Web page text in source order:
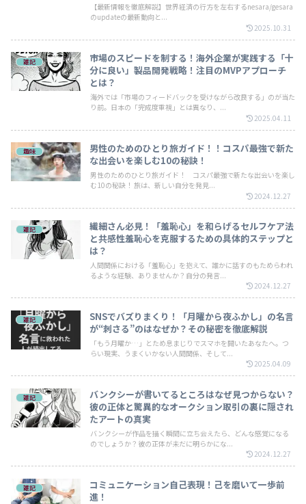
【最新情報を徹底解説】世界経済の行方を左右するnesara/gesara
のupdateの最新動向と...
2025.10.31
雑記
市場のスピードを制する！海外企業が実践する「十
分に良い」製品開発戦略！注目のMVPアプローチ
とは？
海外では「市場のフィードバックを受けながら改良する」のが当た
り前。日本の「完成度重視」とは異なり、...
2025.04.11
趣味
男性のためのひとり旅ガイド！！コスパ最強で新た
な出会いを楽しむ10の秘訣！
男性のためのひとり旅ガイド！ コスパ最強で新たな出会いを楽し
む10の秘訣！ 旅は、新しい自分を発見...
2024.12.27
雑記
繊細さん必見！「羞恥心」を和らげるセルフケア法
と共感性羞恥心を克服するための具体的ステップと
は？
人間関係における「羞恥心」を抱えて、誰かに話すのもためらわれ
るような経験、ありませんか？自分の発言...
2024.12.27
雑記
SNSでバズりまくり！「月曜から夜ふかし」の名言
が“刺さる”のはなぜか？その秘密を徹底解説
「もう月曜か…」とため息まじりでスマホを開いたあなたへ。つ
らい現実、うまくいかない人間関係、そして...
2025.04.09
雑記
バンクシーが書いてるところはなぜ見つからない？
彼の正体と驚異的なオークション取引の裏に隠され
たアートの真実
バンクシーが作品を描く瞬間に立ち会えたら、どんな感覚になる
のでしょうか？彼の正体が未だに明らかにな...
2024.12.27
雑記
コミュニケーション自己表現！己を磨いて一歩前
進！